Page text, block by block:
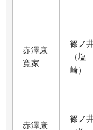
赤澤康
寬家
篠ノ
（塩
崎）
赤澤康
篠ノ